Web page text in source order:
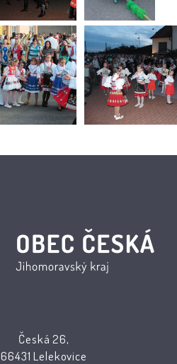
Česká 26,
66431 Lelekovice